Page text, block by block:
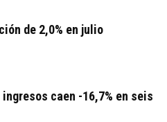
de 2,0% en julio
ingresos caen -16,7% en seis